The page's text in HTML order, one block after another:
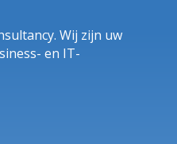
Wij zijn uw
en IT-